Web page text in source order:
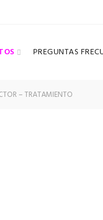
PREGUNTAS
– TRATAMIENTO